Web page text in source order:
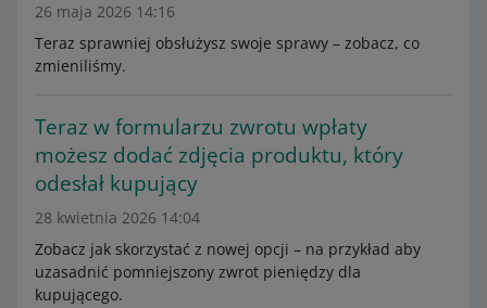
26 maja 2026 14:16
Teraz sprawniej obsłużysz swoje sprawy – zobacz, co
zmieniliśmy.
Teraz w formularzu zwrotu wpłaty
możesz dodać zdjęcia produktu, który
odesłał kupujący
28 kwietnia 2026 14:04
Zobacz jak skorzystać z nowej opcji – na przykład aby
uzasadnić pomniejszony zwrot pieniędzy dla
kupującego.